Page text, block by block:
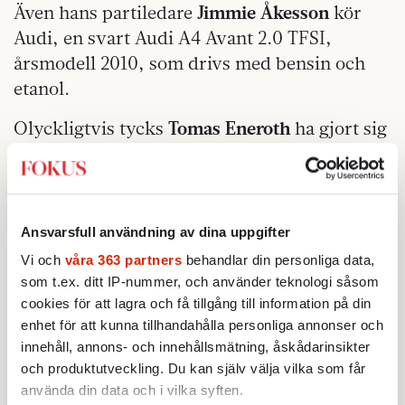
Ansvarsfull användning av dina uppgifter
Vi och våra 363 partners behandlar din personliga data,
som t.ex. ditt IP-nummer, och använder teknologi såsom
cookies för att lagra och få tillgång till information på din
enhet för att kunna tillhandahålla personliga annonser och
innehåll, annons- och innehållsmätning, åskådarinsikter
och produktutveckling. Du kan själv välja vilka som får
använda din data och i vilka syften.
Även hans partiledare Jimmie Åkesson kör
Audi, en svart Audi A4 Avant 2.0 TFSI,
årsmodell 2010, som drivs med bensin och
etanol.
Olyckligtvis tycks Tomas Eneroth ha gjort sig
av med sin cabbade Porsche sedan vår
granskning förra året. Men till vår glädje
Hultqvisthar kvar sin beiga Amazon från
1966.
Kenneth G Forslund, är riksdagsledamot (S)
från Kungälv. Inte långt därifrån på andra
sidan älven låg Saab:s fabrik i Trollhättan.
Kanske har han smittats av Saab-
entusiasmen som ligger kvar över Stallbacka